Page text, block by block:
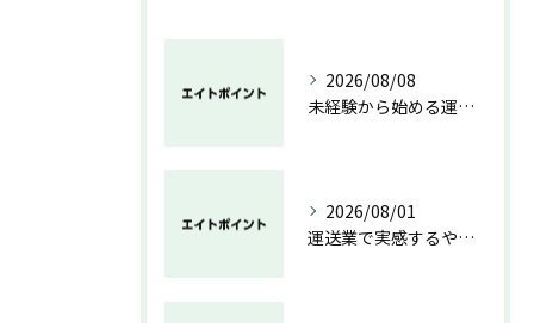
2026/08/08
未経験から始める運送業の安心と成長の道
2026/08/01
運送業で実感するやりがいと成長の魅力